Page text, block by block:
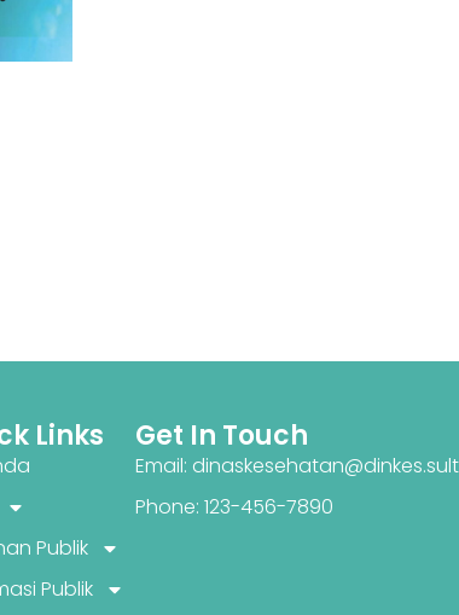
Links
Publik
Publik
Get In Touch
Email:
Phone: 123-456-7890